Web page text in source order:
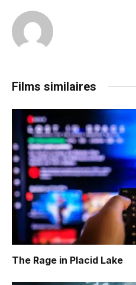
Films similaires
The Rage in Placid Lake